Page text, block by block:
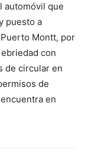
automóvil que
puesto a
Montt, por
con
de circular en
de
en